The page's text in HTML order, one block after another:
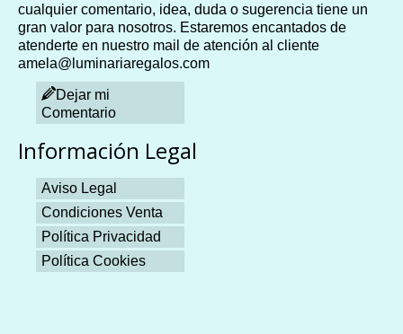
cualquier comentario, idea, duda o sugerencia tiene un
gran valor para nosotros. Estaremos encantados de
atenderte en nuestro mail de atención al cliente
amela@luminariaregalos.com
Dejar mi
Comentario
Información Legal
Aviso Legal
Condiciones Venta
Política Privacidad
Política Cookies